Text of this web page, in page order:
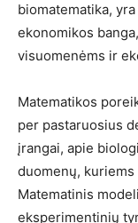
biomatematika,
ekonomikos
visuomenėms ir
Matematikos
per pastaruosius
įrangai, apie
duomenų,
Matematinis
eksperimentinių